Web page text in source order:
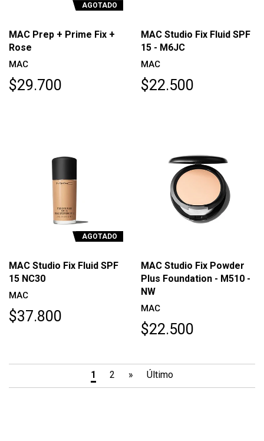
AGOTADO
MAC Prep + Prime Fix +
Rose
MAC
$29.700
MAC Studio Fix Fluid SPF
15 - M6JC
MAC
$22.500
AGOTADO
MAC Studio Fix Fluid SPF
15 NC30
MAC
$37.800
MAC Studio Fix Powder
Plus Foundation - M510 -
NW
MAC
$22.500
1 2 » Último